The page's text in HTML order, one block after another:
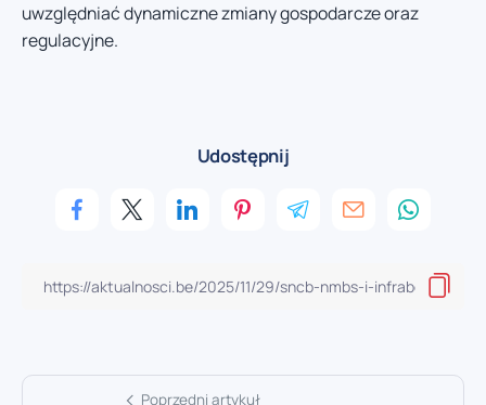
uwzględniać dynamiczne zmiany gospodarcze oraz
regulacyjne.
Udostępnij
Poprzedni artykuł